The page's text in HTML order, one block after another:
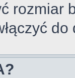
rozmiar